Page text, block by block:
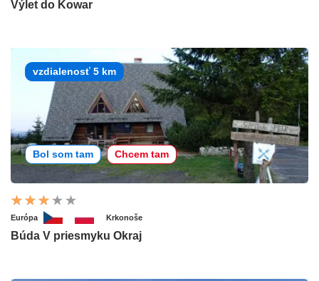
Výlet do Kowar
vzdialenosť 5 km
Bol som tam Chcem tam
Európa Krkonoše
Búda V priesmyku Okraj